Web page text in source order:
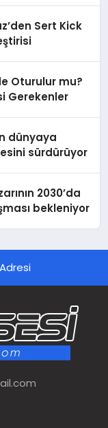
Sert Kick
Oturulur mu?
Gerekenler
dünyaya
sürdürüyor
2030’da
bekleniyor